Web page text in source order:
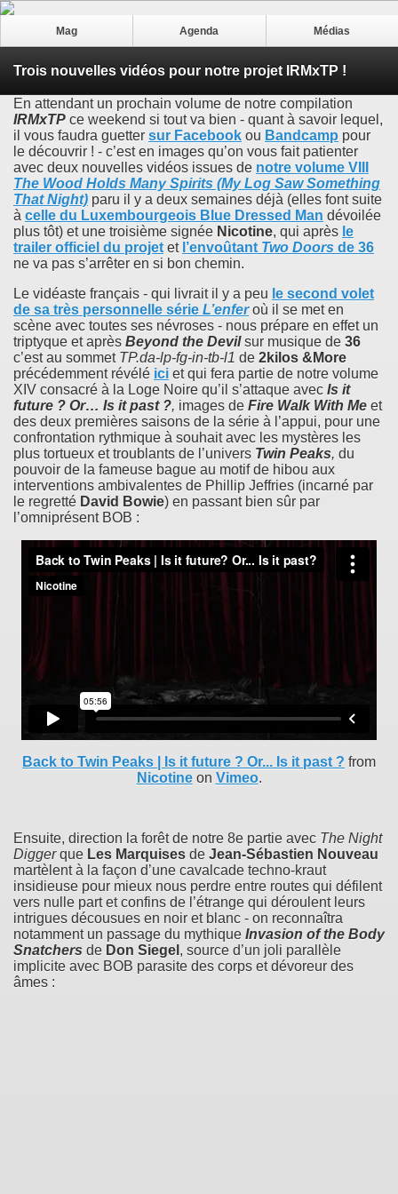
Mag Agenda Médias
Trois nouvelles vidéos pour notre projet IRMxTP !
En attendant un prochain volume de notre compilation
IRMxTP ce weekend si tout va bien - quant à savoir lequel,
il vous faudra guetter sur Facebook ou Bandcamp pour
le découvrir ! - c’est en images qu’on vous fait patienter
avec deux nouvelles vidéos issues de notre volume VIII
The Wood Holds Many Spirits (My Log Saw Something
That Night) paru il y a deux semaines déjà (elles font suite
à celle du Luxembourgeois Blue Dressed Man dévoilée
plus tôt) et une troisième signée Nicotine, qui après le
trailer officiel du projet et l’envoûtant Two Doors de 36
ne va pas s’arrêter en si bon chemin.
Le vidéaste français - qui livrait il y a peu le second volet
de sa très personnelle série L’enfer où il se met en
scène avec toutes ses névroses - nous prépare en effet un
triptyque et après Beyond the Devil sur musique de 36
c’est au sommet TP.da-lp-fg-in-tb-l1 de 2kilos &More
précédemment révélé ici et qui fera partie de notre volume
XIV consacré à la Loge Noire qu’il s’attaque avec Is it
future ? Or… Is it past ?, images de Fire Walk With Me et
des deux premières saisons de la série à l’appui, pour une
confrontation rythmique à souhait avec les mystères les
plus tortueux et troublants de l’univers Twin Peaks, du
pouvoir de la fameuse bague au motif de hibou aux
interventions ambivalentes de Phillip Jeffries (incarné par
le regretté David Bowie) en passant bien sûr par
l’omniprésent BOB :
Back to Twin Peaks | Is it future ? Or... Is it past ? from
Nicotineon Vimeo.
Ensuite, direction la forêt de notre 8e partie avec The Night
Diggerque Les Marquises de Jean-Sébastien Nouveau
martèlent à la façon d’une cavalcade techno-kraut
insidieuse pour mieux nous perdre entre routes qui défilent
vers nulle part et confins de l’étrange qui déroulent leurs
intrigues décousues en noir et blanc - on reconnaîtra
notamment un passage du mythique Invasion of the Body
Snatchers de Don Siegel , source d’un joli parallèle
implicite avec BOB parasite des corps et dévoreur des
âmes :